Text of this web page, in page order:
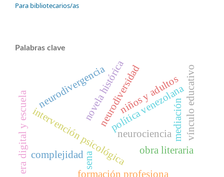
Para bibliotecarios/as
Palabras clave
intervención psicológicapolítica venezolana
neurodivergencianeurodiversidad
neurociencia mediación
novela histórica
obra literaria
complejidad
formación profesiona
sena
niños y adultos
era digital y escuela vínculo educativo